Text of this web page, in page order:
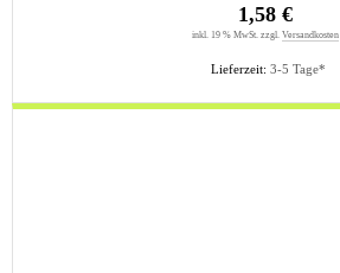
Lieferzeit: 3-5 Tage*
1,58 €
inkl. 19 % MwSt. zzgl. Versandkosten